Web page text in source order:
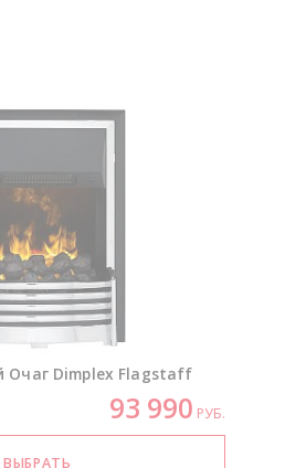
Очаг Dimplex Flagstaff
93 990 РУБ.